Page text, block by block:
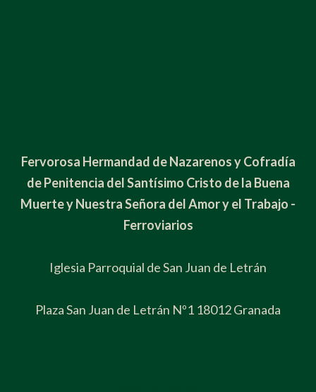
Fervorosa Hermandad de Nazarenos y Cofradía
de Penitencia del Santísimo Cristo de la Buena
Muerte y Nuestra Señora del Amor y el Trabajo -
Ferroviarios
Iglesia Parroquial de San Juan de Letrán
Plaza San Juan de Letrán Nº1 18012 Granada